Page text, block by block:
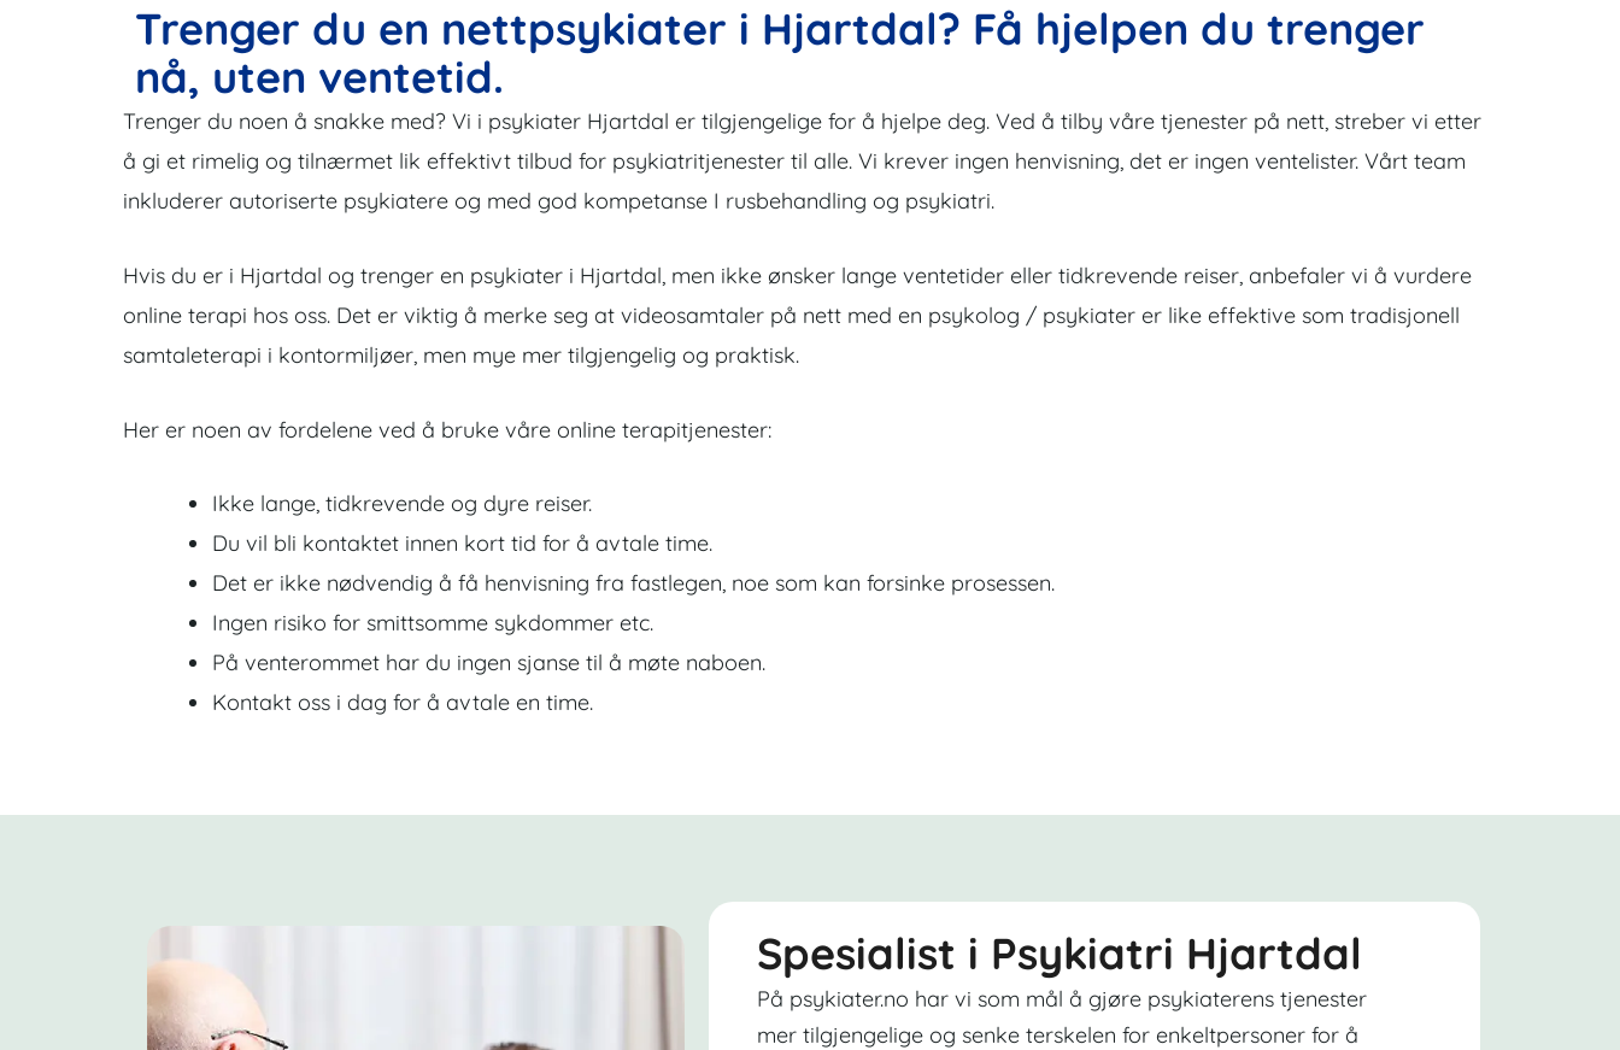
Trenger du en nettpsykiater i Hjartdal? Få hjelpen du trenger
nå, uten ventetid.
Trenger du noen å snakke med? Vi i psykiater Hjartdal er tilgjengelige for å hjelpe deg. Ved å tilby våre tjenester på nett, streber vi etter
å gi et rimelig og tilnærmet lik effektivt tilbud for psykiatritjenester til alle. Vi krever ingen henvisning, det er ingen ventelister. Vårt team
inkluderer autoriserte psykiatere og med god kompetanse I rusbehandling og psykiatri.
Hvis du er i Hjartdal og trenger en psykiater i Hjartdal, men ikke ønsker lange ventetider eller tidkrevende reiser, anbefaler vi å vurdere
online terapi hos oss. Det er viktig å merke seg at videosamtaler på nett med en psykolog / psykiater er like effektive som tradisjonell
samtaleterapi i kontormiljøer, men mye mer tilgjengelig og praktisk.
Her er noen av fordelene ved å bruke våre online terapitjenester:
Ikke lange, tidkrevende og dyre reiser.
Du vil bli kontaktet innen kort tid for å avtale time.
Det er ikke nødvendig å få henvisning fra fastlegen, noe som kan forsinke prosessen.
Ingen risiko for smittsomme sykdommer etc.
På venterommet har du ingen sjanse til å møte naboen.
Kontakt oss i dag for å avtale en time.
Spesialist i Psykiatri Hjartdal
På psykiater.no har vi som mål å gjøre psykiaterens tjenester
mer tilgjengelige og senke terskelen for enkeltpersoner for å